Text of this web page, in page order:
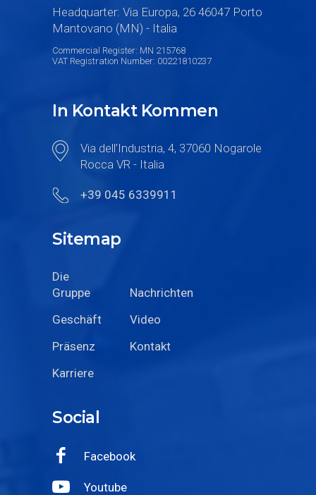
Headquarter: Via Europa, 26 46047 Porto
Mantovano (MN) - Italia
Commercial Register: MN 215768
VAT Registration Number: 00221810237
In Kontakt Kommen
Via dell’Industria, 4, 37060 Nogarole
Rocca VR - Italia
+39 045 6339911
Sitemap
Die
Gruppe
Nachrichten
Geschäft
Video
Präsenz
Kontakt
Karriere
Social
Facebook
Youtube